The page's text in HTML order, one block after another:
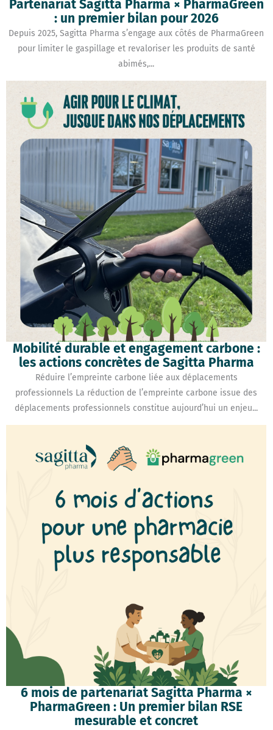
Partenariat Sagitta Pharma × PharmaGreen
: un premier bilan pour 2026
Depuis 2025, Sagitta Pharma s’engage aux côtés de PharmaGreen
pour limiter le gaspillage et revaloriser les produits de santé
abimés,...
Mobilité durable et engagement carbone :
les actions concrètes de Sagitta Pharma
Réduire l’empreinte carbone liée aux déplacements
professionnels La réduction de l’empreinte carbone issue des
déplacements professionnels constitue aujourd’hui un enjeu...
6 mois de partenariat Sagitta Pharma ×
PharmaGreen : Un premier bilan RSE
mesurable et concret